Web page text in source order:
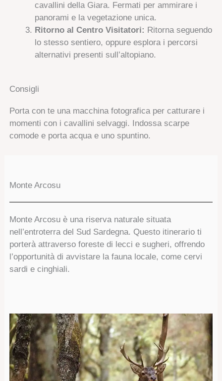
cavallini della Giara. Fermati per ammirare i
panorami e la vegetazione unica.
Ritorno al Centro Visitatori: Ritorna seguendo
lo stesso sentiero, oppure esplora i percorsi
alternativi presenti sull’altopiano.
Consigli
Porta con te una macchina fotografica per catturare i
momenti con i cavallini selvaggi. Indossa scarpe
comode e porta acqua e uno spuntino.
Monte Arcosu
Monte Arcosu è una riserva naturale situata
nell’entroterra del Sud Sardegna. Questo itinerario ti
porterà attraverso foreste di lecci e sugheri, offrendo
l’opportunità di avvistare la fauna locale, come cervi
sardi e cinghiali.